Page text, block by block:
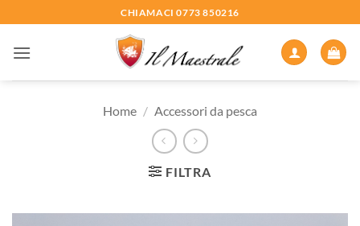
ai
contenuti
CHIAMACI 0773 850216
Home / Accessori da pesca
FILTRA